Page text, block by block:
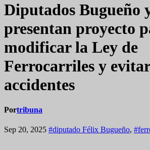
Diputados Bugueño
presentan proyecto
modificar la Ley de
Ferrocarriles y evitar
accidentes
Portribuna
Sep 20, 2025 #diputado Félix Bugueño,